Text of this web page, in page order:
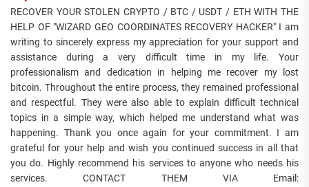
RECOVER YOUR STOLEN CRYPTO / BTC / USDT / ETH WITH THE
HELP OF "WIZARD GEO COORDINATES RECOVERY HACKER" I am
writing to sincerely express my appreciation for your support and
assistance during a very difficult time in my life. Your
professionalism and dedication in helping me recover my lost
bitcoin. Throughout the entire process, they remained professional
and respectful. They were also able to explain difficult technical
topics in a simple way, which helped me understand what was
happening. Thank you once again for your commitment. I am
grateful for your help and wish you continued success in all that
you do. Highly recommend his services to anyone who needs his
services. CONTACT THEM VIA Email: